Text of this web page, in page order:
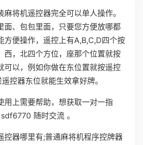
麻将机遥控器完全可以单人操作。
面、包包里面，只要您方便放哪都
方便操作，遥控上有A,B,C,D四个按
西，北四个方位，座那个位置就按
可以，例如你做在东位置就按遥控
控器东位就能生效拿好牌。
用上需要帮助，想获取一对一指
随时交流 。
控器哪里有;普通麻将机程序控牌器